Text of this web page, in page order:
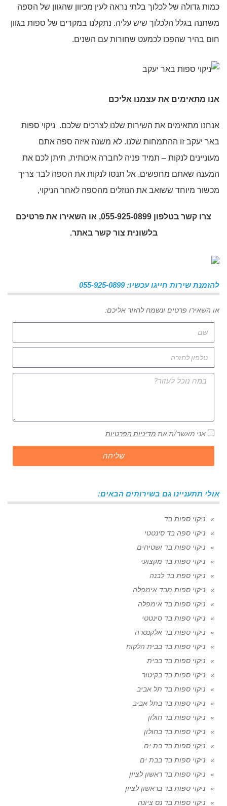
כמות גדולה של לכלוך בלתי נראה לעין מכיוון שהגוון של הספה
משתנה בגלל הלכלוך שיש עליה. נתקלנו במקרים של ספות בגוון
חום בהיר שהפכו לכמעט שחורות עם השנים.
אנו מתאימים את עצמנו אליכם
אנחנו מתאימים את השירות שלנו לצרכים שלכם. ניקוי ספות
באר יעקב זו ההתמחות שלנו. לא משנה איזה ספה אתם
מעוניינים לנקות – תמיד פניה לחברה איכותית, תיתן לכם את
המענה שאתם מחפשים. אל תנסו לנקות את הספה לבד צריך
מכשור מיוחד ששואב את הנוזלים מהספה לאחר הניקוי,
צרו קשר בטלפון 055-925-0899, או השאירו את פרטיכם
בלשונית צור קשר באתר.
להזמנת שירות חייגו עכשיו: 055-925-0899
או השאירו פרטים ונשמח לחזור אליכם:
אני מאשר/ת את מדיניות הפרטיות
שליחה
אולי תתעניינו גם בשירותים הבאים:
ניקוי ספות בד
ניקוי ספה בד סינטטי
ניקוי ספות בד ושטיחים
ניקוי ספות בד מקצועי
ניקוי ספת בד לבנה
ניקוי ספות מבד אימפלה
ניקוי ספות בד אימפלה
ניקוי ספות בד סינטטי
ניקוי ספות בד אלקנטרה
ניקוי ספות בד בבית הלקוח
ניקוי ספות בד בבית
ניקוי ספות בד בקיטור
ניקוי ספות בד תל אביב
ניקוי ספות בד בתל אביב
ניקוי ספות בד חולון
ניקוי ספות בד בחולון
ניקוי ספות בד בת ים
ניקוי ספות בד בבת ים
ניקוי ספות בד ראשון לציון
ניקוי ספות בד בראשון לציון
ניקוי ספות בד נס ציונה